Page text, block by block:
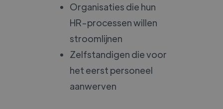
Organisaties die hun
HR-processen willen
stroomlijnen
Zelfstandigen die voor
het eerst personeel
aanwerven